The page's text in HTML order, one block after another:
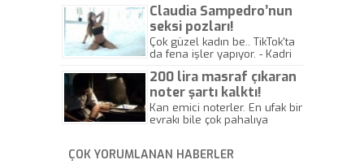
Claudia Sampedro’nun
seksi pozları!
Çok güzel kadın be.. TikTok'ta
da fena işler yapıyor. - Kadri
200 lira masraf çıkaran
noter şartı kalktı!
Kan emici noterler. En ufak bir
evrakı bile çok pahalıya
kaptırıyorsunuz. - Kayhan
ÇOK YORUMLANAN HABERLER